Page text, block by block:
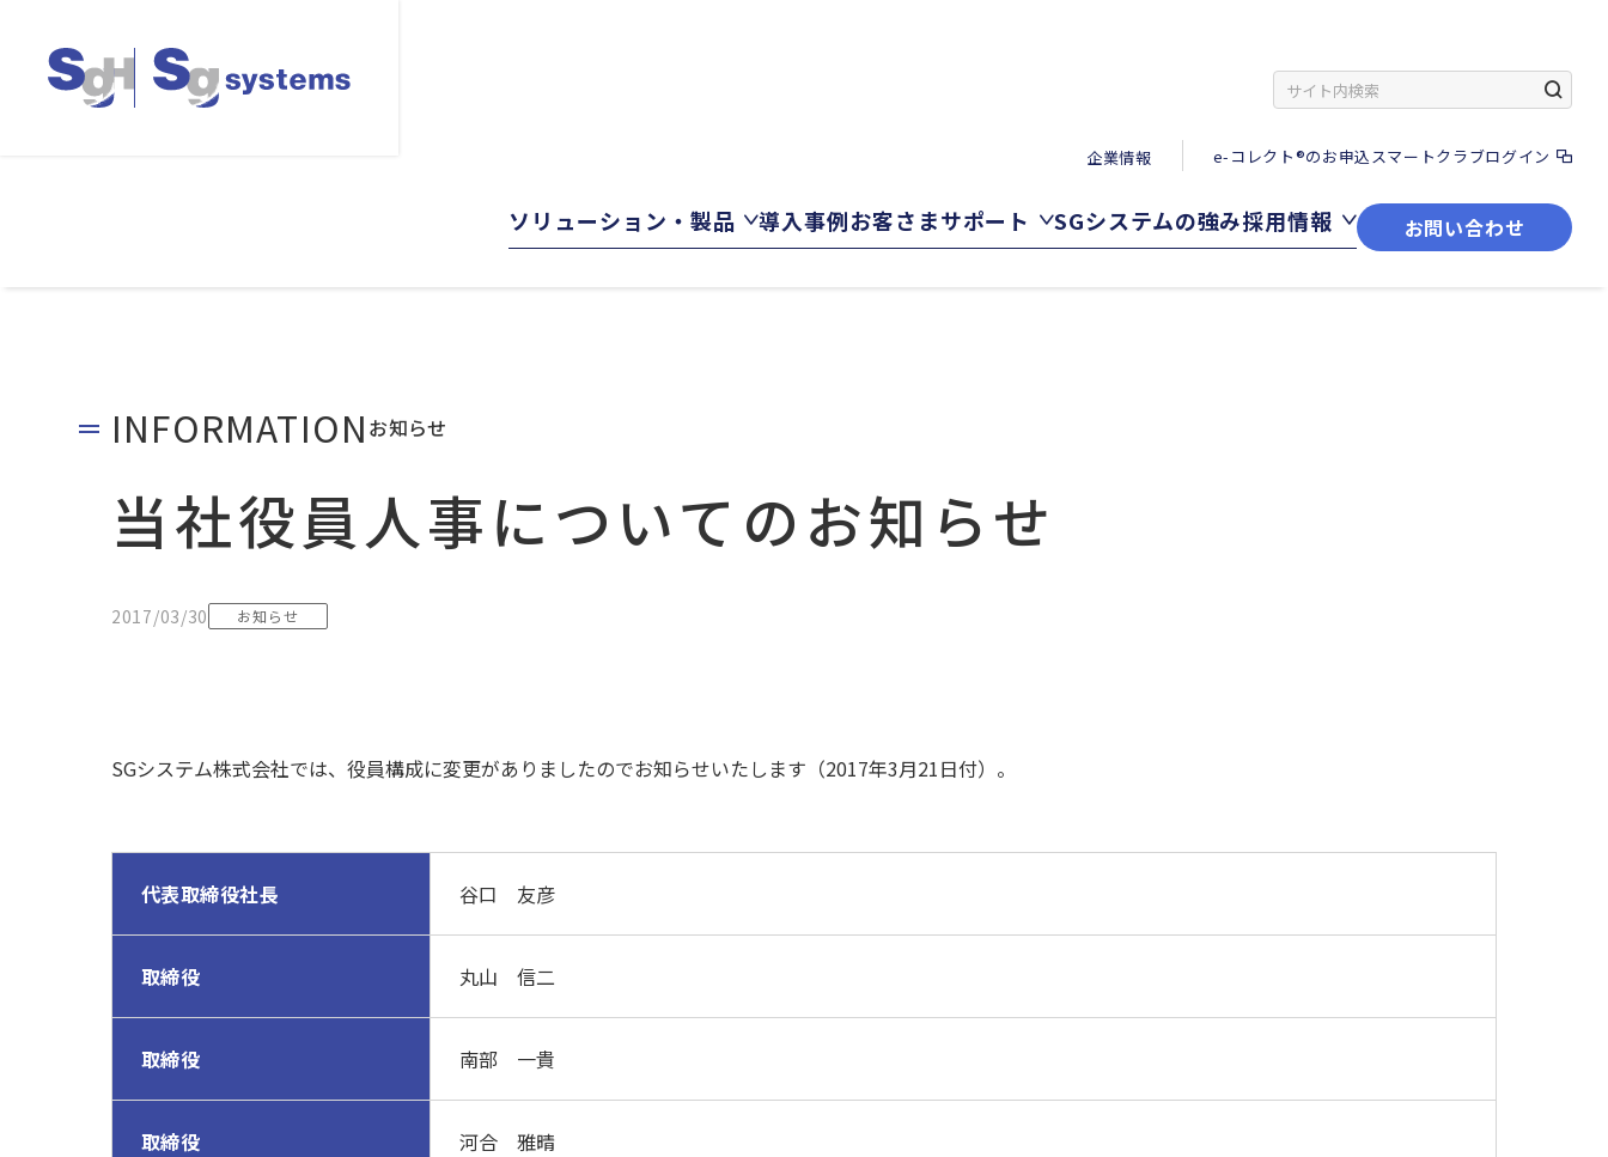
企業情報 e-コレクト®のお申込スマートクラブログイン
ソリューション・製品 導入事例お客さまサポート SGシステムの強み採用情報 お問い合わせ
INFORMATION お知らせ
当社役員人事についてのお知らせ
2017/03/30 お知らせ
SGシステム株式会社では、役員構成に変更がありましたのでお知らせいたします（2017年3月21日付）。
代表取締役社長 谷口 友彦
取締役 丸山 信二
取締役 南部 一貴
取締役 河合 雅晴